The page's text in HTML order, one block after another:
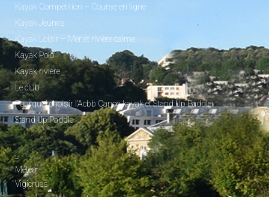
Kayak Compétition – Course en ligne
Kayak Jeunes
Kayak Loisir – Mer et rivière calme
Kayak Polo
Kayak rivière
Le club
Pourquoi choisir l’Acbb Canoe-kayak et Stand Up Paddle
Stand Up Paddle
_
Météo
Vigicrues